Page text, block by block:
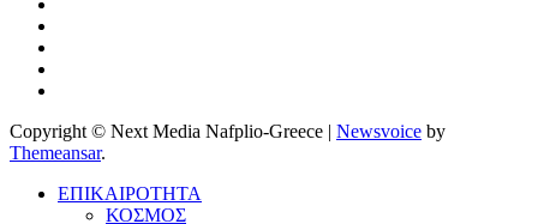
Copyright © Next Media Nafplio-Greece | Newsvoice by
Themeansar.
ΕΠΙΚΑΙΡΟΤΗΤΑ
ΚΟΣΜΟΣ